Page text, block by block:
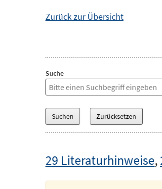
Zurück zur Übersicht
Suche
29 Literaturhinweise,